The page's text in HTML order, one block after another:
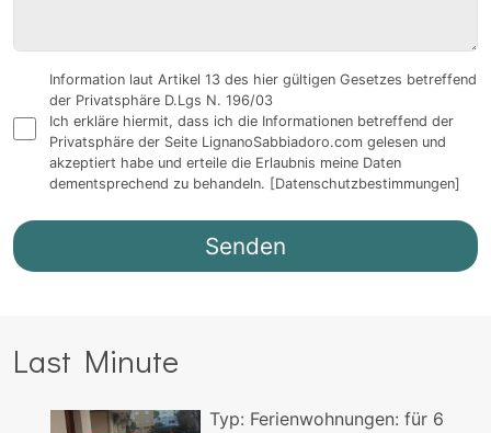
Information laut Artikel 13 des hier gültigen Gesetzes betreffend
der Privatsphäre D.Lgs N. 196/03
Ich erkläre hiermit, dass ich die Informationen betreffend der
Privatsphäre der Seite LignanoSabbiadoro.com gelesen und
akzeptiert habe und erteile die Erlaubnis meine Daten
dementsprechend zu behandeln. [Datenschutzbestimmungen]
Last Minute
Typ:Ferienwohnungen:für6